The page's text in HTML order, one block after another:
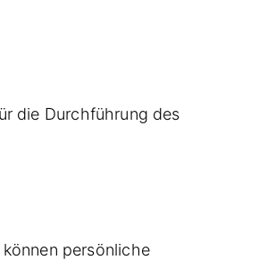
die Durchführung des
persönliche